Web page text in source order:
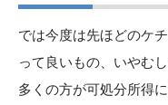
では今度は先ほどのケ
って良いもの、いやむ
多くの方が可処分所得